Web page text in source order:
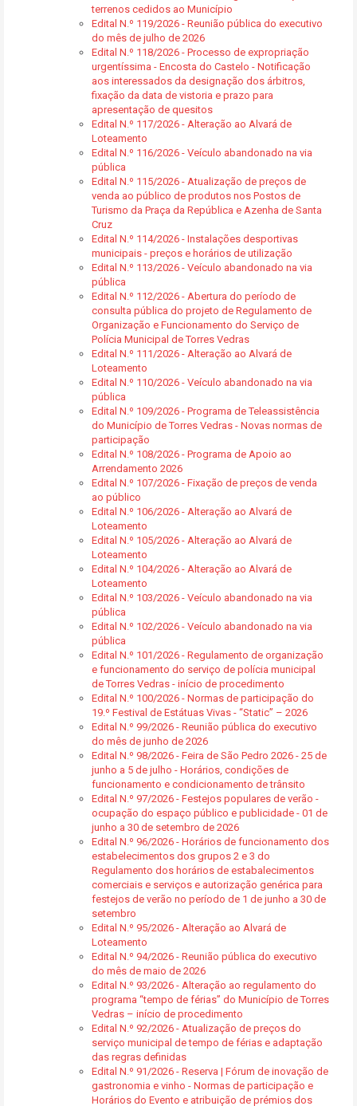
terrenos cedidos ao Município
Edital N.º 119/2026 - Reunião pública do executivo
do mês de julho de 2026
Edital N.º 118/2026 - Processo de expropriação
urgentíssima - Encosta do Castelo - Notificação
aos interessados da designação dos árbitros,
fixação da data de vistoria e prazo para
apresentação de quesitos
Edital N.º 117/2026 - Alteração ao Alvará de
Loteamento
Edital N.º 116/2026 - Veículo abandonado na via
pública
Edital N.º 115/2026 - Atualização de preços de
venda ao público de produtos nos Postos de
Turismo da Praça da República e Azenha de Santa
Cruz
Edital N.º 114/2026 - Instalações desportivas
municipais - preços e horários de utilização
Edital N.º 113/2026 - Veículo abandonado na via
pública
Edital N.º 112/2026 - Abertura do período de
consulta pública do projeto de Regulamento de
Organização e Funcionamento do Serviço de
Polícia Municipal de Torres Vedras
Edital N.º 111/2026 - Alteração ao Alvará de
Loteamento
Edital N.º 110/2026 - Veículo abandonado na via
pública
Edital N.º 109/2026 - Programa de Teleassistência
do Município de Torres Vedras - Novas normas de
participação
Edital N.º 108/2026 - Programa de Apoio ao
Arrendamento 2026
Edital N.º 107/2026 - Fixação de preços de venda
ao público
Edital N.º 106/2026 - Alteração ao Alvará de
Loteamento
Edital N.º 105/2026 - Alteração ao Alvará de
Loteamento
Edital N.º 104/2026 - Alteração ao Alvará de
Loteamento
Edital N.º 103/2026 - Veículo abandonado na via
pública
Edital N.º 102/2026 - Veículo abandonado na via
pública
Edital N.º 101/2026 - Regulamento de organização
e funcionamento do serviço de polícia municipal
de Torres Vedras - início de procedimento
Edital N.º 100/2026 - Normas de participação do
19.º Festival de Estátuas Vivas - “Static” – 2026
Edital N.º 99/2026 - Reunião pública do executivo
do mês de junho de 2026
Edital N.º 98/2026 - Feira de São Pedro 2026 - 25 de
junho a 5 de julho - Horários, condições de
funcionamento e condicionamento de trânsito
Edital N.º 97/2026 - Festejos populares de verão -
ocupação do espaço público e publicidade - 01 de
junho a 30 de setembro de 2026
Edital N.º 96/2026 - Horários de funcionamento dos
estabelecimentos dos grupos 2 e 3 do
Regulamento dos horários de estabalecimentos
comerciais e serviços e autorização genérica para
festejos de verão no período de 1 de junho a 30 de
setembro
Edital N.º 95/2026 - Alteração ao Alvará de
Loteamento
Edital N.º 94/2026 - Reunião pública do executivo
do mês de maio de 2026
Edital N.º 93/2026 - Alteração ao regulamento do
programa “tempo de férias” do Município de Torres
Vedras – início de procedimento
Edital N.º 92/2026 - Atualização de preços do
serviço municipal de tempo de férias e adaptação
das regras definidas
Edital N.º 91/2026 - Reserva | Fórum de inovação de
gastronomia e vinho - Normas de participação e
Horários do Evento e atribuição de prémios dos